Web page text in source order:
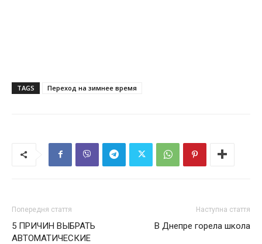
TAGS Переход на зимнее время
Попередня стаття
5 ПРИЧИН ВЫБРАТЬ
АВТОМАТИЧЕСКИЕ
Наступна стаття
В Днепре горела школа